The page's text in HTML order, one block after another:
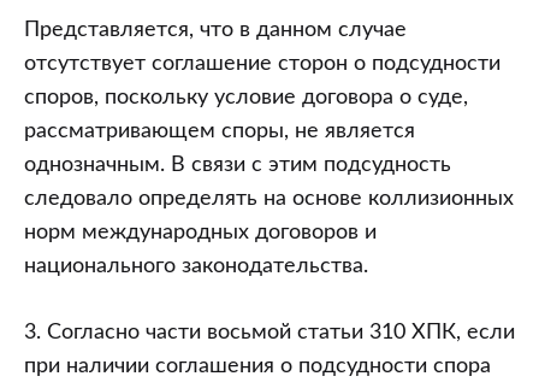
Представляется, что в данном случае
отсутствует соглашение сторон о подсудности
споров, поскольку условие договора о суде,
рассматривающем споры, не является
однозначным. В связи с этим подсудность
следовало определять на основе коллизионных
норм международных договоров и
национального законодательства.
3. Согласно части восьмой статьи 310 ХПК, если
при наличии соглашения о подсудности спора